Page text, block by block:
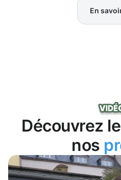
En
Découvrez
nos